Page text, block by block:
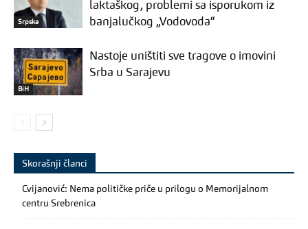
Srpska
laktaškog, problemi sa isporukom iz
banjalučkog „Vodovoda“
BiH
Nastoje uništiti sve tragove o imovini
Srba u Sarajevu
Skorašnji članci
Cvijanović: Nema političke priče u prilogu o Memorijalnom
centru Srebrenica